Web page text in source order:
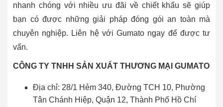
nhanh chóng với nhiều ưu đãi về chiết khấu sẽ giúp
bạn có được những giải pháp đóng gói an toàn mà
chuyên nghiệp. Liên hệ với Gumato ngay để được tư
vấn.
CÔNG TY TNHH SẢN XUẤT THƯƠNG MẠI GUMATO
Địa chỉ: 28/1 Hẻm 340, Đường TCH 10, Phường
Tân Chánh Hiệp, Quận 12, Thành Phố Hồ Chí